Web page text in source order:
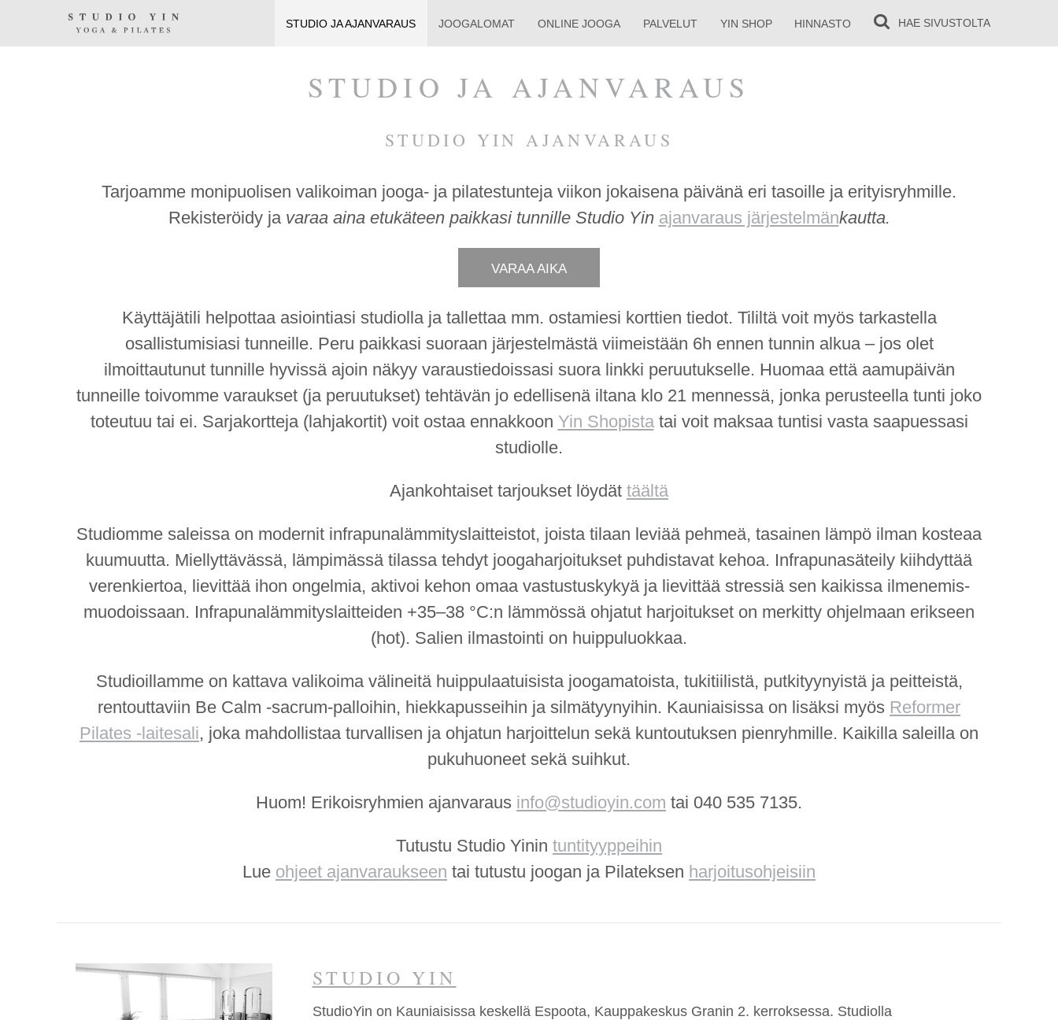
Studio
Studio
Yin
jooga-
keskellä
Espoota.
HAE SIVUSTOLTA
STUDIO JA AJAN­VARAUS JOOGALOMAT ONLINE JOOGA PALVELUT YIN SHOP HINNASTO
STUDIO JA AJAN­VARAUS
STUDIO YIN AJANVARAUS
Tarjoamme monipuolisen valikoiman jooga- ja pilatestunteja viikon jokaisena päivänä eri tasoille ja erityisryhmille.
Rekisteröidy ja varaa aina etukäteen paikkasi tunnille Studio Yin ajanvaraus ­­järjestelmänkautta.
VARAA AIKA
Käyttäjätili helpottaa asiointiasi studiolla ja tallettaa mm. ostamiesi korttien tiedot. Tililtä voit myös tarkastella
osallistumisiasi tunneille. Peru paikkasi suoraan järjestelmästä viimeistään 6h ennen tunnin alkua– jos olet
ilmoittautunut tunnille hyvissä ajoin näkyy varaustiedoissasi suora linkki peruutukselle. Huomaa ettäaamupäivän
tunneille toivomme varaukset (ja peruutukset) tehtävän jo edellisenä iltana klo 21 mennessä, jonka perusteella tunti joko
toteutuu tai ei. Sarjakortteja (lahjakortit) voit ostaa ennakkoon Yin Shopistatai voit maksaa tuntisi vasta saapuessasi
studiolle.
Ajankohtaiset tarjoukset löydät täältä
Studiomme saleissa on modernit infrapuna­lämmityslaitteistot, joista tilaan leviää pehmeä, tasainen lämpö ilman kosteaa
kuumuutta. Miellyttävässä, lämpimässä tilassa tehdyt jooga­harjoitukset puhdistavat kehoa. Infrapunasäteily kiihdyttää
verenkiertoa, lievittää ihon ongelmia, aktivoi kehon omaa vastustuskykyä ja lievittää stressiä sen kaikissa ilmenemis­
muodoissaan. Infrapuna­lämmityslaitteiden +35–38 °C:n lämmössä ohjatut harjoitukset on merkitty ohjelmaan erikseen
(hot). Salien ilmastointi on huippuluokkaa.
Studioillamme on kattava valikoima välineitä huippulaatuisista joogamatoista, tukitiilistä, putkityynyistä ja peitteistä,
rentouttaviin Be Calm -sacrum-palloihin, hiekkapusseihin ja silmätyynyihin. Kauniaisissa on lisäksi myös Reformer
Pilates -laitesali, joka mahdollistaa turvallisen ja ohjatun harjoittelun sekä kuntoutuksen pienryhmille. Kaikilla saleilla on
pukuhuoneet sekä suihkut.
Huom! Erikoisryhmien ajanvaraus info@studioyin.com tai 040 535 7135.
Tutustu Studio Yinin tuntityyppeihin
Lue ohjeet ajanvaraukseen tai tutustu joogan ja Pilateksen harjoitusohjeisiin
STUDIO YIN
StudioYin on Kauniaisissa keskellä Espoota, Kauppakeskus Granin 2. kerroksessa. Studiolla